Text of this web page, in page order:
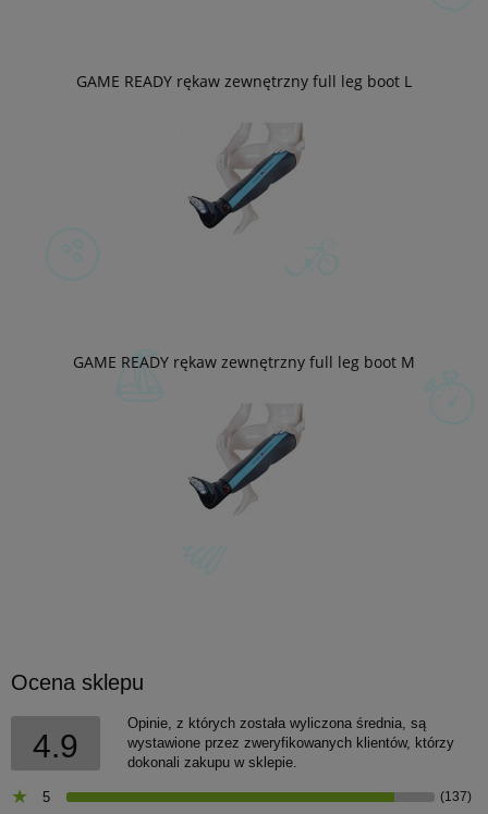
GAME READY rękaw zewnętrzny full leg boot L
GAME READY rękaw zewnętrzny full leg boot M
Ocena sklepu
4.9
Opinie, z których została wyliczona średnia, są
wystawione przez zweryfikowanych klientów, którzy
dokonali zakupu w sklepie.
5 (137)